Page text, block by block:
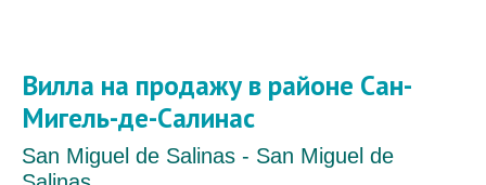
Вилла на продажу в районе Сан-
Мигель-де-Салинас
San Miguel de Salinas - San Miguel de